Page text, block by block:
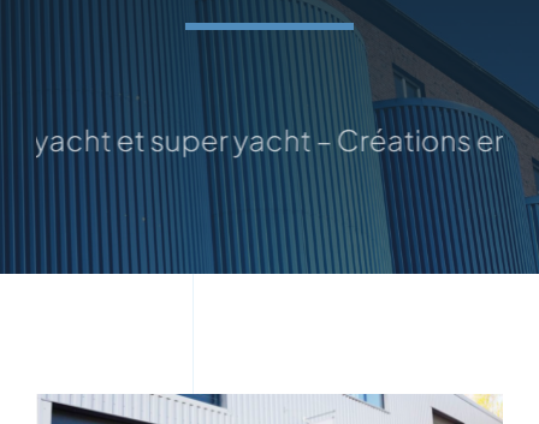
et super yacht – Créations en